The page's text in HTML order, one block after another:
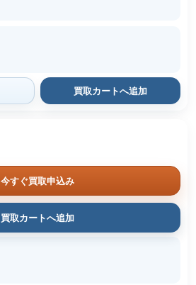
買取カートへ追加
今すぐ買取申込み
買取カートへ追加